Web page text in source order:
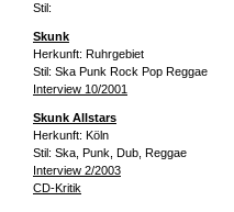
Stil:
Skunk
Herkunft: Ruhrgebiet
Stil: Ska Punk Rock Pop Reggae
Interview 10/2001
Skunk Allstars
Herkunft: Köln
Stil: Ska, Punk, Dub, Reggae
Interview 2/2003
CD-Kritik